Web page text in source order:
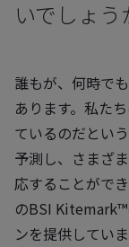
いでしょう
誰もが、何時で
あります。私た
ているのだとい
予測し、さまざ
応することがで
のBSI Kitemark™
ンを提供してい